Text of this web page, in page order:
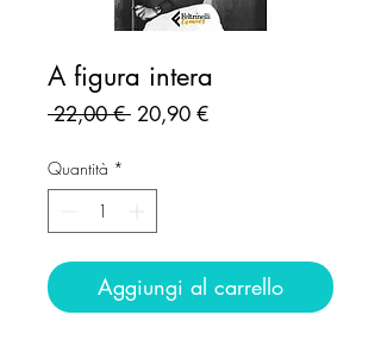
A figura intera
22,00 € Prezzo
20,90 €Prezzo
Quantità *
Aggiungi al carrello